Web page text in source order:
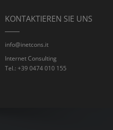
KONTAKTIEREN SIE UNS
info@inetcons.it
Internet Consulting
Tel.: +39 0474 010 155